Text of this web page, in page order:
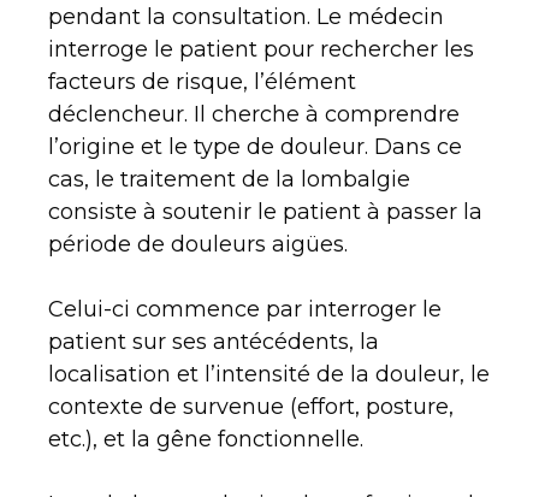
pendant la consultation. Le médecin
interroge le patient pour rechercher les
facteurs de risque, l’élément
déclencheur. Il cherche à comprendre
l’origine et le type de douleur. Dans ce
cas, le traitement de la lombalgie
consiste à soutenir le patient à passer la
période de douleurs aigües.
Celui-ci commence par interroger le
patient sur ses antécédents, la
localisation et l’intensité de la douleur, le
contexte de survenue (effort, posture,
etc.), et la gêne fonctionnelle.